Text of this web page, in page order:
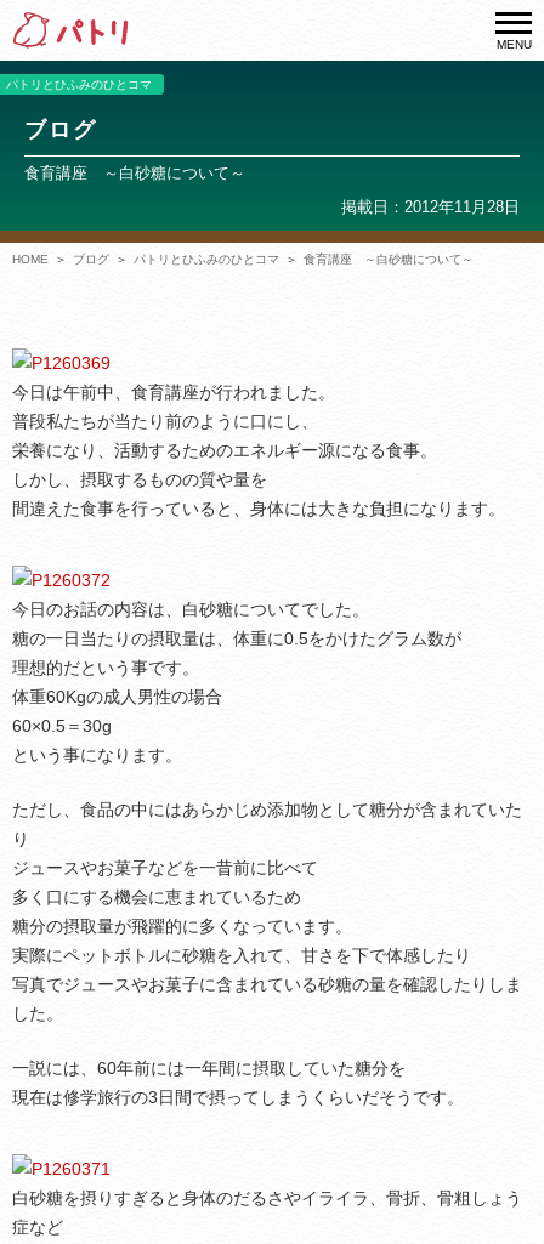
MENU
パトリとひふみのひとコマ
ブログ
食育講座 ～白砂糖について～
掲載日：2012年11月28日
HOME ブログ パトリとひふみのひとコマ 食育講座 ～白砂糖について～
今日は午前中、食育講座が行われました。
普段私たちが当たり前のように口にし、
栄養になり、活動するためのエネルギー源になる食事。
しかし、摂取するものの質や量を
間違えた食事を行っていると、身体には大きな負担になります。
今日のお話の内容は、白砂糖についてでした。
糖の一日当たりの摂取量は、体重に0.5をかけたグラム数が
理想的だという事です。
体重60Kgの成人男性の場合
60×0.5＝30g
という事になります。
ただし、食品の中にはあらかじめ添加物として糖分が含まれていた
り
ジュースやお菓子などを一昔前に比べて
多く口にする機会に恵まれているため
糖分の摂取量が飛躍的に多くなっています。
実際にペットボトルに砂糖を入れて、甘さを下で体感したり
写真でジュースやお菓子に含まれている砂糖の量を確認したりしま
した。
一説には、60年前には一年間に摂取していた糖分を
現在は修学旅行の3日間で摂ってしまうくらいだそうです。
白砂糖を摂りすぎると身体のだるさやイライラ、骨折、骨粗しょう
症など